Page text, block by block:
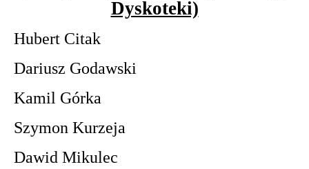
Dyskoteki)
Hubert Citak
Dariusz Godawski
Kamil Górka
Szymon Kurzeja
Dawid Mikulec